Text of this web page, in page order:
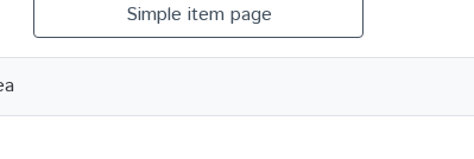
Simple item page